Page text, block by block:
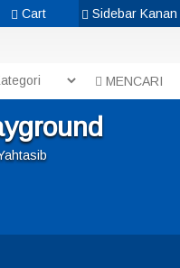
MENCARI
Cart Sidebar Kanan